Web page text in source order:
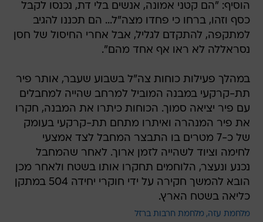
הוסיף: "הם קטני אמונה, אנשים בלי דת, נכנסו לקבל
כסף וזהו, ברחו כי פחדו מצה"ל... הם תכננו להגיב
למתקפה, להתקדם לגליל, אבל אחרי החיסול של חסן
נסראללה לא ראו אף אחד מהם".
במהלך פעילות כוחות צה"ל בשבוע שעבר, אותר פיר
תת-קרקעי במבנה המוביל למרחב שהייה למחבלים
עם פיר יציאה סמוך. הכוחות כיתרו את המבנה, חקרו
את פיר המנהרה ואיתרו מתחם תת-קרקעי בעומק
של כ-7 מטרים בו התבצר המחבל לצד אמצעי
לחימה וציוד לשהייה לזמן ארוך. לאחר שהמחבל
נכנע ונעצר, הלוחמים תחקרו אותו בשטח ולאחר מכן
הובא להמשך חקירה על ידי חוקרי יחידה 504 במתקן
כליאה בשטח הארץ.
מלחמת עזה מלחמת חרבות ברזל